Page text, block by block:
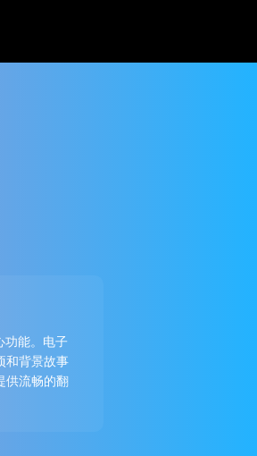
功能。电子
和背景故事
供流畅的翻